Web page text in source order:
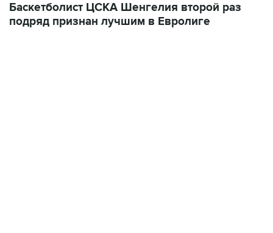
Баскетболист ЦСКА Шенгелия второй раз
подряд признан лучшим в Евролиге